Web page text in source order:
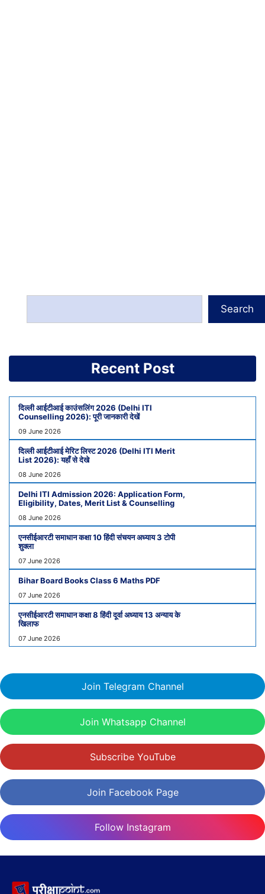
Search
Recent Post
दिल्ली आईटीआई काउंसलिंग 2026 (Delhi ITI
Counselling 2026): पूरी जानकारी देखें
09 June 2026
दिल्ली आईटीआई मेरिट लिस्ट 2026 (Delhi ITI Merit
List 2026): यहाँ से देखे
08 June 2026
Delhi ITI Admission 2026: Application Form,
Eligibility, Dates, Merit List & Counselling
08 June 2026
एनसीईआरटी समाधान कक्षा 10 हिंदी संचयन अध्याय 3 टोपी
शुक्ला
07 June 2026
Bihar Board Books Class 6 Maths PDF
07 June 2026
एनसीईआरटी समाधान कक्षा 8 हिंदी दूर्वा अध्याय 13 अन्याय के
खिलाफ
07 June 2026
Join Telegram Channel
Join Whatsapp Channel
Subscribe YouTube
Join Facebook Page
Follow Instagram